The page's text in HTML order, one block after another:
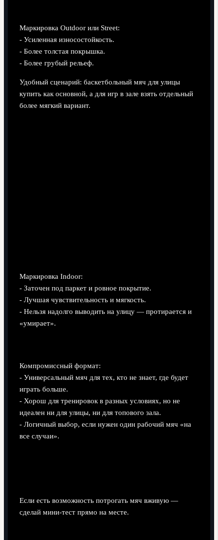
Маркировка Outdoor или Street:
- Усиленная износостойкость.
- Более толстая покрышка.
- Более грубый рельеф.
Удобный сценарий: баскетбольный мяч для улицы
купить как основной, а для игр в зале взять отдельный
более мягкий вариант.
Маркировка Indoor:
- Заточен под паркет и ровное покрытие.
- Лучшая чувствительность и мягкость.
- Нельзя надолго выводить на улицу — протирается и
«умирает».
Компромиссный формат:
- Универсальный мяч для тех, кто не знает, где будет
играть больше.
- Хорош для тренировок в разных условиях, но не
идеален ни для улицы, ни для топового зала.
- Логичный выбор, если нужен один рабочий мяч «на
все случаи».
Если есть возможность потрогать мяч вживую —
сделай мини-тест прямо на месте.